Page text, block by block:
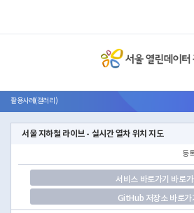
활용사례(갤러리)
서울 지하철 라이브 - 실시간 열차 위치 지도
등
서비스 바로가기 바로가
GitHub 저장소 바로가